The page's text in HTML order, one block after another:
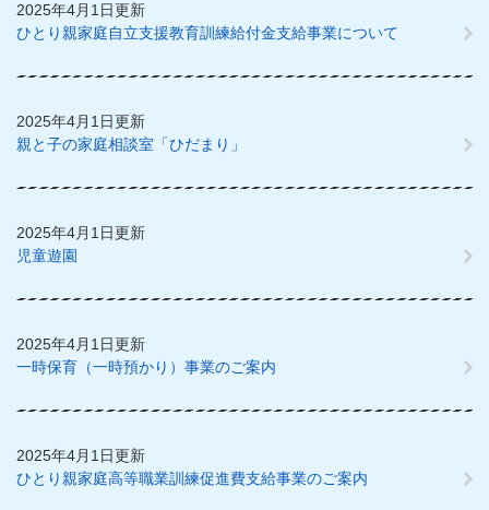
2025年4月1日更新
ひとり親家庭自立支援教育訓練給付金支給事業について
2025年4月1日更新
親と子の家庭相談室「ひだまり」
2025年4月1日更新
児童遊園
2025年4月1日更新
一時保育（一時預かり）事業のご案内
2025年4月1日更新
ひとり親家庭高等職業訓練促進費支給事業のご案内